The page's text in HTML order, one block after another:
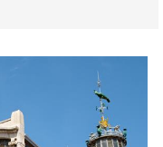
Unterkunft